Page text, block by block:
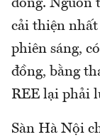
đồng. Nguồn
cải thiện
phiên sáng,
đồng, bằng
REE lại phải
Sàn Hà Nội